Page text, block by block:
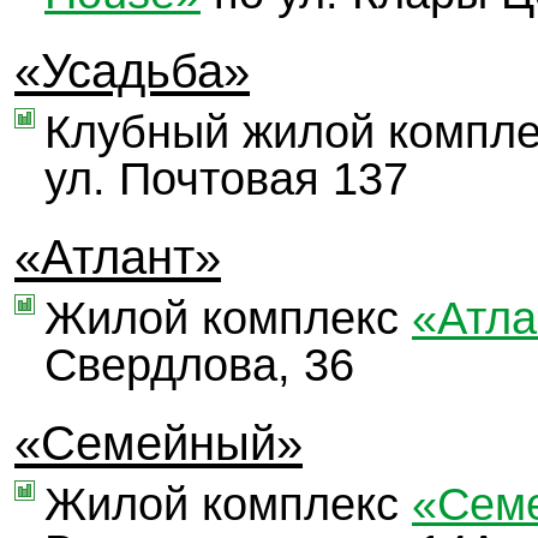
«Усадьба»
Клубный жилой
ул. Почтовая 137
«Атлант»
Жилой комплекс
Свердлова, 36
«Семейный»
Жилой комплекс